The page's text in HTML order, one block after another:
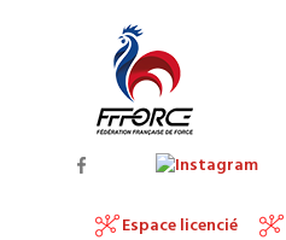
Espace licencié